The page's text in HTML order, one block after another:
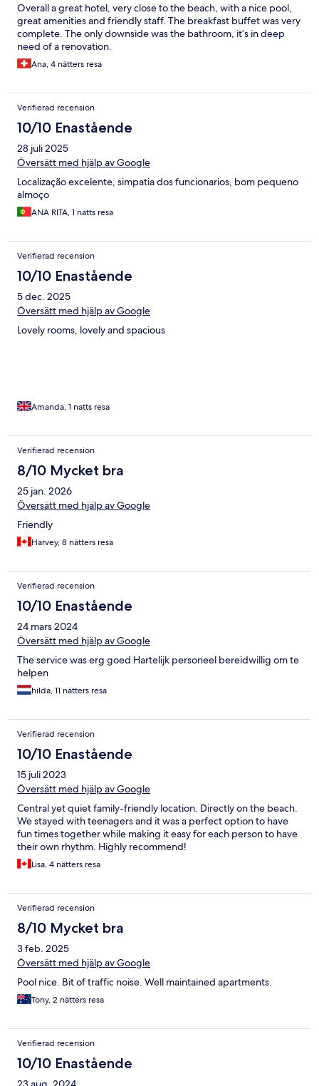
Overall a great hotel, very close to the beach, with a nice pool,
great amenities and friendly staff. The breakfast buffet was very
complete. The only downside was the bathroom, it’s in deep
need of a renovation.
Ana, 4 nätters resa
Verifierad recension
10/10 Enastående
28 juli 2025
Översätt med hjälp av Google
Localização excelente, simpatia dos funcionarios, bom pequeno
almoço
ANA RITA, 1 natts resa
Verifierad recension
10/10 Enastående
5 dec. 2025
Översätt med hjälp av Google
Lovely rooms, lovely and spacious
Amanda, 1 natts resa
Verifierad recension
8/10 Mycket bra
25 jan. 2026
Översätt med hjälp av Google
Friendly
Harvey, 8 nätters resa
Verifierad recension
10/10 Enastående
24 mars 2024
Översätt med hjälp av Google
The service was erg goed Hartelijk personeel bereidwillig om te
helpen
hilda, 11 nätters resa
Verifierad recension
10/10 Enastående
15 juli 2023
Översätt med hjälp av Google
Central yet quiet family-friendly location. Directly on the beach.
We stayed with teenagers and it was a perfect option to have
fun times together while making it easy for each person to have
their own rhythm. Highly recommend!
Lisa, 4 nätters resa
Verifierad recension
8/10 Mycket bra
3 feb. 2025
Översätt med hjälp av Google
Pool nice. Bit of traffic noise. Well maintained apartments.
Tony, 2 nätters resa
Verifierad recension
10/10 Enastående